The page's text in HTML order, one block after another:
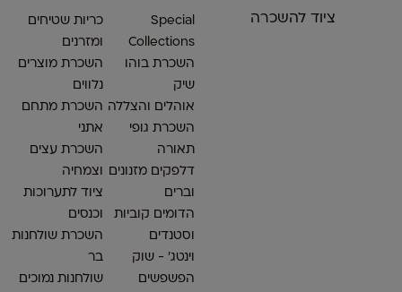
ציוד להשכרה
Special
Collections
השכרת בוהו
שיק
אוהלים והצללה
השכרת גופי
תאורה
דלפקים מזנונים
וברים
הדומים קוביות
וסטנדים
וינטג׳ - שוק
הפשפשים
כריות שטיחים
ומזרנים
השכרת מוצרים
נלווים
השכרת מתחם
אתני
השכרת עצים
וצמחיה
ציוד לתערוכות
וכנסים
השכרת שולחנות
בר
שולחנות נמוכים